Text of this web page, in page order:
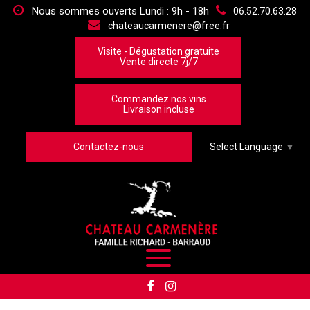
Nous sommes ouverts Lundi : 9h - 18h
06.52.70.63.28
chateaucarmenere@free.fr
Visite - Dégustation gratuite
Vente directe 7j/7
Commandez nos vins
Livraison incluse
Contactez-nous Select Language ▼
Panneau de gestion des cookies